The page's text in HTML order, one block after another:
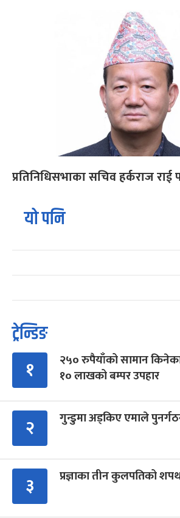
प्रतिनिधिसभाका सचिव हर्कराज राई
यो पनि
ट्रेन्डिङ
१
२५० रुपैयाँको सामान
१० लाखको बम्पर उपहार
२ गुन्डुमा अड्किए एमाले
३ प्रज्ञाका तीन कुलपतिको